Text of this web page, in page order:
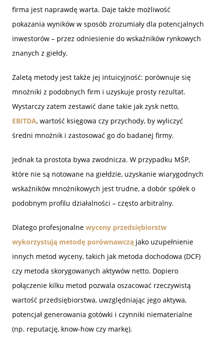
firma jest naprawdę warta. Daje także możliwość
pokazania wyników w sposób zrozumiały dla potencjalnych
inwestorów – przez odniesienie do wskaźników rynkowych
znanych z giełdy.
Zaletą metody jest także jej intuicyjność: porównuje się
mnożniki z podobnych firm i uzyskuje prosty rezultat.
Wystarczy zatem zestawić dane takie jak zysk netto,
EBITDA, wartość księgowa czy przychody, by wyliczyć
średni mnożnik i zastosować go do badanej firmy.
Jednak ta prostota bywa zwodnicza. W przypadku MŚP,
które nie są notowane na giełdzie, uzyskanie wiarygodnych
wskaźników mnożnikowych jest trudne, a dobór spółek o
podobnym profilu działalności – często arbitralny.
Dlatego profesjonalne wyceny przedsiębiorstw
wykorzystują metodę porównawczą jako uzupełnienie
innych metod wyceny, takich jak metoda dochodowa (DCF)
czy metoda skorygowanych aktywów netto. Dopiero
połączenie kilku metod pozwala oszacować rzeczywistą
wartość przedsiębiorstwa, uwzględniając jego aktywa,
potencjał generowania gotówki i czynniki niematerialne
(np. reputację, know-how czy markę).